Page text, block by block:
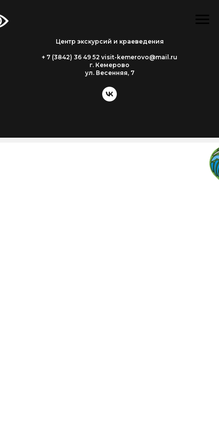
Центр экскурсий и краеведения
+ 7 (3842) 36 49 52 visit-kemerovo@mail.ru
г. Кемерово
ул. Весенняя, 7